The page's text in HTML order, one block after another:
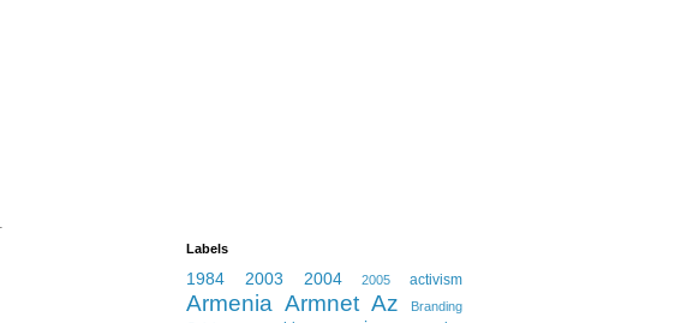
Labels
1984 2003 2004 2005 activism
Armenia Armnet Az
Branding